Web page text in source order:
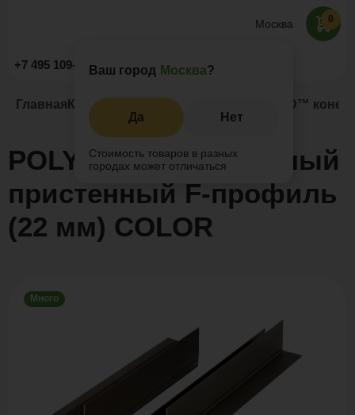
Москва
Ваш город Москва?
Да Нет
Стоимость товаров в разных
городах может отличаться
+7 495 109-52-09 Заказать звонок
0
Главная Каталог Комплектующие POLYWOOD™
POLYWOOD™ конечный
пристенный F-профиль
(22 мм) COLOR
Много